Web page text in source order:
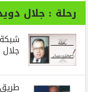
رحلة : جلال
جلال